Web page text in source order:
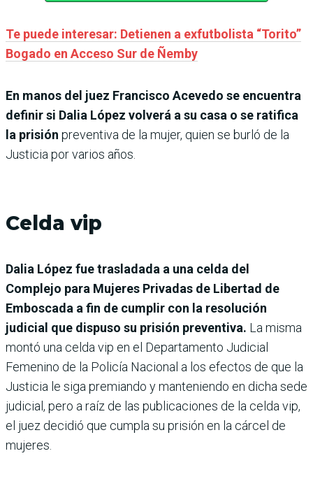
Te puede interesar: Detienen a exfutbolista “Torito”
Bogado en Acceso Sur de Ñemby
En manos del juez Francisco Acevedo se encuentra
definir si Dalia López volverá a su casa o se ratifica
la prisión preventiva de la mujer, quien se burló de la
Justicia por varios años.
Celda vip
Dalia López fue trasladada a una celda del
Complejo para Mujeres Privadas de Libertad de
Emboscada a fin de cumplir con la resolución
judicial que dispuso su prisión preventiva. La misma
montó una celda vip en el Departamento Judicial
Femenino de la Policía Nacional a los efectos de que la
Justicia le siga premiando y manteniendo en dicha sede
judicial, pero a raíz de las publicaciones de la celda vip,
el juez decidió que cumpla su prisión en la cárcel de
mujeres.